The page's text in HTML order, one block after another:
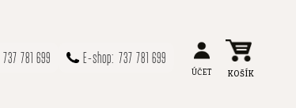
737 781 699
737 781 699